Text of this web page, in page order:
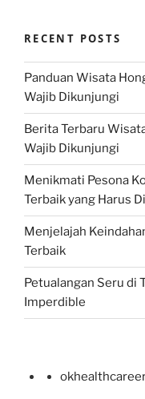
RECENT POSTS
Panduan Wisata
Wajib Dikunjungi
Berita Terbaru
Wajib Dikunjungi
Menikmati Pesona
Terbaik yang Harus
Menjelajah
Terbaik
Petualangan Seru di
Imperdible